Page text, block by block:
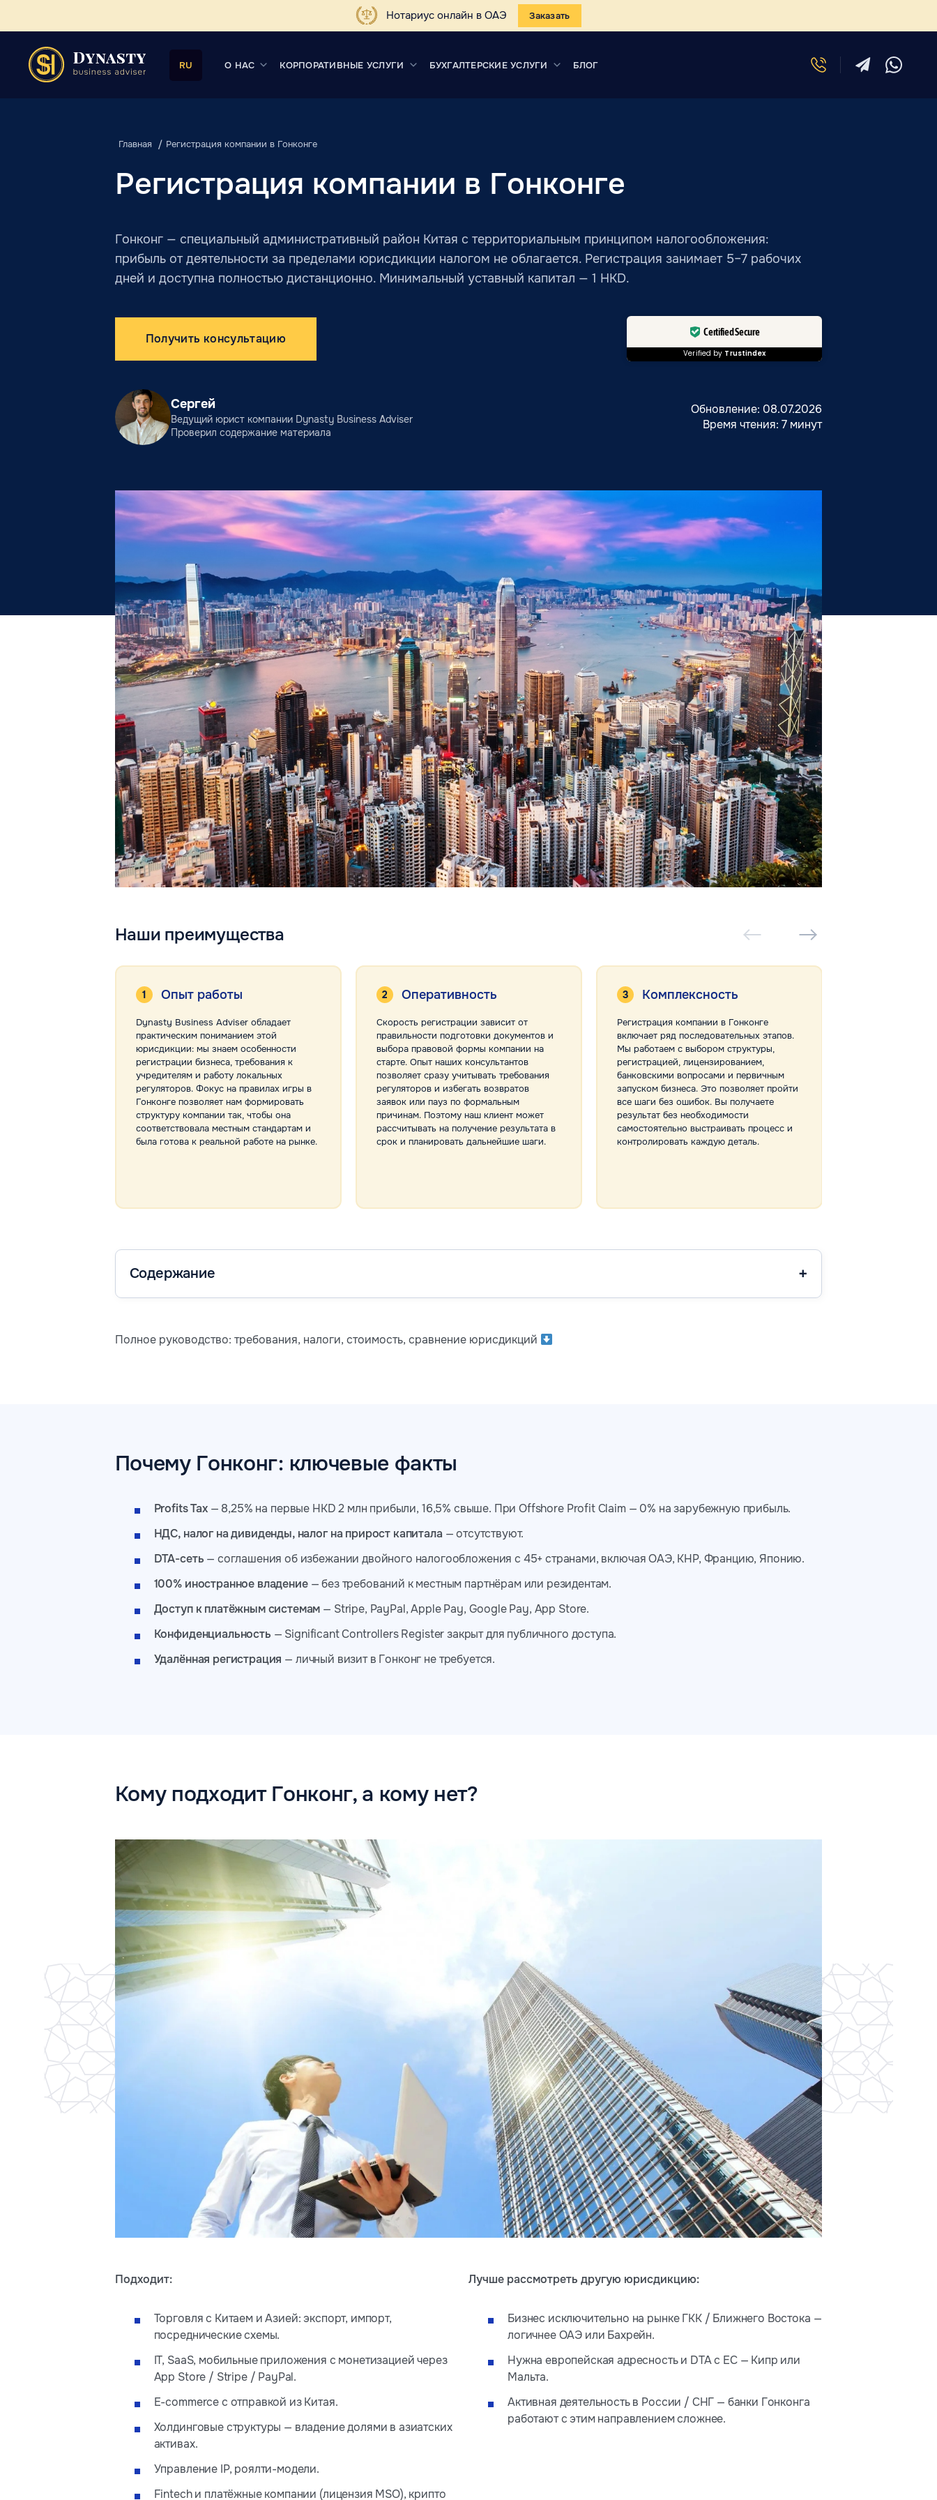
Нотариус онлайн в ОАЭ Заказать
RU О НАС КОРПОРАТИВНЫЕ УСЛУГИ БУХГАЛТЕРСКИЕ УСЛУГИ БЛОГ
Главная Регистрация компании в Гонконге
Регистрация компании в Гонконге
Гонконг — специальный административный район Китая с территориальным принципом налогообложения:
прибыль от деятельности за пределами юрисдикции налогом не облагается. Регистрация занимает 5–7 рабочих
дней и доступна полностью дистанционно. Минимальный уставный капитал — 1 HKD.
Получить консультацию Certified Secure
Verified by Trustindex
Сергей
Ведущий юрист компании Dynasty Business Adviser
Проверил содержание материала
Обновление: 08.07.2026
Время чтения: 7 минут
Наши преимущества
Опыт работы
Dynasty Business Adviser обладает
практическим пониманием этой
юрисдикции: мы знаем особенности
регистрации бизнеса, требования к
учредителям и работу локальных
регуляторов. Фокус на правилах игры в
Гонконге позволяет нам формировать
структуру компании так, чтобы она
соответствовала местным стандартам и
была готова к реальной работе на рынке.
Оперативность
Скорость регистрации зависит от
правильности подготовки документов и
выбора правовой формы компании на
старте. Опыт наших консультантов
позволяет сразу учитывать требования
регуляторов и избегать возвратов
заявок или пауз по формальным
причинам. Поэтому наш клиент может
рассчитывать на получение результата в
срок и планировать дальнейшие шаги.
Комплексность
Регистрация компании в Гонконге
включает ряд последовательных этапов.
Мы работаем с выбором структуры,
регистрацией, лицензированием,
банковскими вопросами и первичным
запуском бизнеса. Это позволяет пройти
все шаги без ошибок. Вы получаете
результат без необходимости
самостоятельно выстраивать процесс и
контролировать каждую деталь.
Содержание
Полное руководство: требования, налоги, стоимость, сравнение юрисдикций
Почему Гонконг: ключевые факты
Profits Tax — 8,25% на первые HKD 2 млн прибыли, 16,5% свыше. При Offshore Profit Claim — 0% на зарубежную прибыль.
НДС, налог на дивиденды, налог на прирост капитала — отсутствуют.
DTA-сеть — соглашения об избежании двойного налогообложения с 45+ странами, включая ОАЭ, КНР, Францию, Японию.
100% иностранное владение — без требований к местным партнёрам или резидентам.
Доступ к платёжным системам — Stripe, PayPal, Apple Pay, Google Pay, App Store.
Конфиденциальность — Significant Controllers Register закрыт для публичного доступа.
Удалённая регистрация — личный визит в Гонконг не требуется.
Кому подходит Гонконг, а кому нет?
Подходит:
Торговля с Китаем и Азией: экспорт, импорт,
посреднические схемы.
IT, SaaS, мобильные приложения с монетизацией через
App Store / Stripe / PayPal.
E-commerce с отправкой из Китая.
Холдинговые структуры — владение долями в азиатских
активах.
Управление IP, роялти-модели.
Fintech и платёжные компании (лицензия MSO), крипто
Лучше рассмотреть другую юрисдикцию:
Бизнес исключительно на рынке ГКК / Ближнего Востока —
логичнее ОАЭ или Бахрейн.
Нужна европейская адресность и DTA с ЕС — Кипр или
Мальта.
Активная деятельность в России / СНГ — банки Гонконга
работают с этим направлением сложнее.